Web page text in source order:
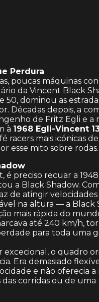
Perdura
poucas máquinas
da Vincent Black
50, dominou as
Décadas depois, a
de Fritz Egli e a
à 1968 Egli-Vincent
racers mais icónicas
esse mito sobre rodas.
é preciso recuar a
a Black Shadow.
de atingir velocidades
na altura — a Black
mais rápida do
até 240 km/h,
para toda uma
excecional, o quadro
Era demasiado
e não oferecia a
das corridas ou de uma